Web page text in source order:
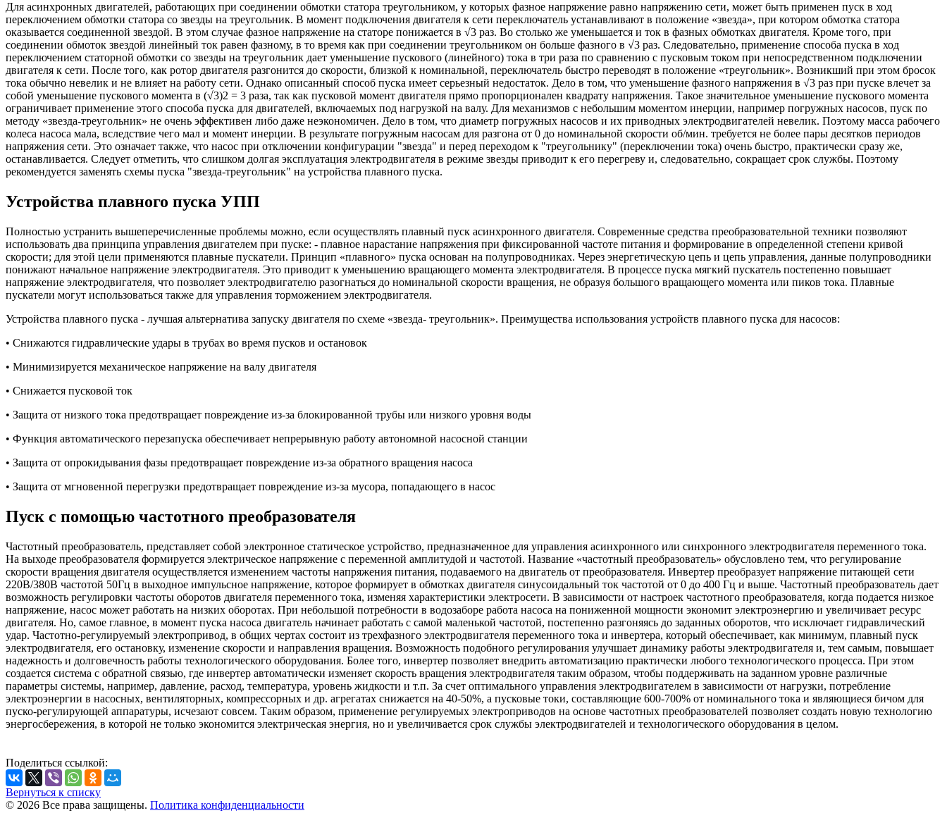
Для асинхронных двигателей, работающих при соединении обмотки статора треугольником, у которых фазное напряжение равно напряжению сети, может быть применен пуск в ход
переключением обмотки статора со звезды на треугольник. В момент подключения двигателя к сети переключатель устанавливают в положение «звезда», при котором обмотка статора
оказывается соединенной звездой. В этом случае фазное напряжение на статоре понижается в √3 раз. Во столько же уменьшается и ток в фазных обмотках двигателя. Кроме того, при
соединении обмоток звездой линейный ток равен фазному, в то время как при соединении треугольником он больше фазного в √3 раз. Следовательно, применение способа пуска в ход
переключением статорной обмотки со звезды на треугольник дает уменьшение пускового (линейного) тока в три раза по сравнению с пусковым током при непосредственном подключении
двигателя к сети. После того, как ротор двигателя разгонится до скорости, близкой к номинальной, переключатель быстро переводят в положение «треугольник». Возникший при этом бросок
тока обычно невелик и не влияет на работу сети. Однако описанный способ пуска имеет серьезный недостаток. Дело в том, что уменьшение фазного напряжения в √3 раз при пуске влечет за
собой уменьшение пускового момента в (√3)2 = 3 раза, так как пусковой момент двигателя прямо пропорционален квадрату напряжения. Такое значительное уменьшение пускового момента
ограничивает применение этого способа пуска для двигателей, включаемых под нагрузкой на валу. Для механизмов с небольшим моментом инерции, например погружных насосов, пуск по
методу «звезда-треугольник» не очень эффективен либо даже неэкономичен. Дело в том, что диаметр погружных насосов и их приводных электродвигателей невелик. Поэтому масса рабочего
колеса насоса мала, вследствие чего мал и момент инерции. В результате погружным насосам для разгона от 0 до номинальной скорости об/мин. требуется не более пары десятков периодов
напряжения сети. Это означает также, что насос при отключении конфигурации "звезда" и перед переходом к "треугольнику" (переключении тока) очень быстро, практически сразу же,
останавливается. Следует отметить, что слишком долгая эксплуатация электродвигателя в режиме звезды приводит к его перегреву и, следовательно, сокращает срок службы. Поэтому
рекомендуется заменять схемы пуска "звезда-треугольник" на устройства плавного пуска.
Устройства плавного пуска УПП
Полностью устранить вышеперечисленные проблемы можно, если осуществлять плавный пуск асинхронного двигателя. Современные средства преобразовательной техники позволяют
использовать два принципа управления двигателем при пуске: - плавное нарастание напряжения при фиксированной частоте питания и формирование в определенной степени кривой
скорости; для этой цели применяются плавные пускатели. Принцип «плавного» пуска основан на полупроводниках. Через энергетическую цепь и цепь управления, данные полупроводники
понижают начальное напряжение электродвигателя. Это приводит к уменьшению вращающего момента электродвигателя. В процессе пуска мягкий пускатель постепенно повышает
напряжение электродвигателя, что позволяет электродвигателю разогнаться до номинальной скорости вращения, не образуя большого вращающего момента или пиков тока. Плавные
пускатели могут использоваться также для управления торможением электродвигателя.
Устройства плавного пуска - лучшая альтернатива запуску двигателя по схеме «звезда- треугольник». Преимущества использования устройств плавного пуска для насосов:
• Снижаются гидравлические удары в трубах во время пусков и остановок
• Минимизируется механическое напряжение на валу двигателя
• Снижается пусковой ток
• Защита от низкого тока предотвращает повреждение из-за блокированной трубы или низкого уровня воды
• Функция автоматического перезапуска обеспечивает непрерывную работу автономной насосной станции
• Защита от опрокидывания фазы предотвращает повреждение из-за обратного вращения насоса
• Защита от мгновенной перегрузки предотвращает повреждение из-за мусора, попадающего в насос
Пуск с помощью частотного преобразователя
Частотный преобразователь, представляет собой электронное статическое устройство, предназначенное для управления асинхронного или синхронного электродвигателя переменного тока.
На выходе преобразователя формируется электрическое напряжение с переменной амплитудой и частотой. Название «частотный преобразователь» обусловлено тем, что регулирование
скорости вращения двигателя осуществляется изменением частоты напряжения питания, подаваемого на двигатель от преобразователя. Инвертер преобразует напряжение питающей сети
220В/380В частотой 50Гц в выходное импульсное напряжение, которое формирует в обмотках двигателя синусоидальный ток частотой от 0 до 400 Гц и выше. Частотный преобразователь дает
возможность регулировки частоты оборотов двигателя переменного тока, изменяя характеристики электросети. В зависимости от настроек частотного преобразователя, когда подается низкое
напряжение, насос может работать на низких оборотах. При небольшой потребности в водозаборе работа насоса на пониженной мощности экономит электроэнергию и увеличивает ресурс
двигателя. Но, самое главное, в момент пуска насоса двигатель начинает работать с самой маленькой частотой, постепенно разгоняясь до заданных оборотов, что исключает гидравлический
удар. Частотно-регулируемый электропривод, в общих чертах состоит из трехфазного электродвигателя переменного тока и инвертера, который обеспечивает, как минимум, плавный пуск
электродвигателя, его остановку, изменение скорости и направления вращения. Возможность подобного регулирования улучшает динамику работы электродвигателя и, тем самым, повышает
надежность и долговечность работы технологического оборудования. Более того, инвертер позволяет внедрить автоматизацию практически любого технологического процесса. При этом
создается система с обратной связью, где инвертер автоматически изменяет скорость вращения электродвигателя таким образом, чтобы поддерживать на заданном уровне различные
параметры системы, например, давление, расход, температура, уровень жидкости и т.п. За счет оптимального управления электродвигателем в зависимости от нагрузки, потребление
электроэнергии в насосных, вентиляторных, компрессорных и др. агрегатах снижается на 40-50%, а пусковые токи, составляющие 600-700% от номинального тока и являющиеся бичом для
пуско-регулирующей аппаратуры, исчезают совсем. Таким образом, применение регулируемых электроприводов на основе частотных преобразователей позволяет создать новую технологию
энергосбережения, в которой не только экономится электрическая энергия, но и увеличивается срок службы электродвигателей и технологического оборудования в целом.
Поделиться ссылкой:
Вернуться к списку
© 2026 Все права защищены. Политика конфиденциальности